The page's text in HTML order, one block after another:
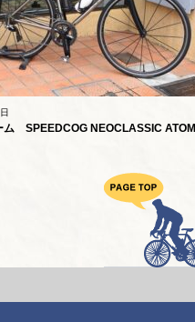
ム SPEEDCOG NEOCLASSIC ATOM